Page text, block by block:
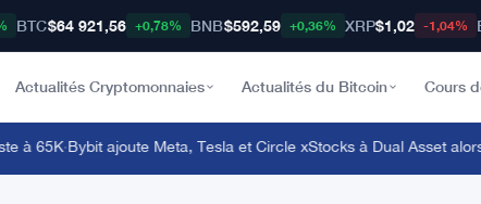
BTC$64 921,56 +0,78% BNB$592,59 +0,36% XRP$1,02 -1,04%
Actualités Cryptomonnaies Actualités du Bitcoin Cours
65K·Bybit ajoute Meta, Tesla et Circle xStocks à Dual Asset alors